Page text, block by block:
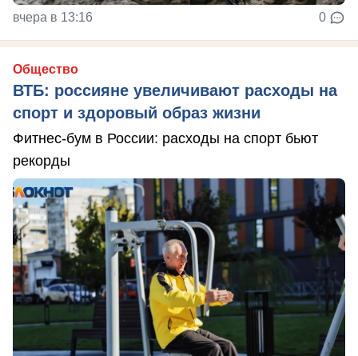
вчера в 13:16 0
Общество
ВТБ: россияне увеличивают расходы на
спорт и здоровый образ жизни
Фитнес-бум в России: расходы на спорт бьют
рекорды